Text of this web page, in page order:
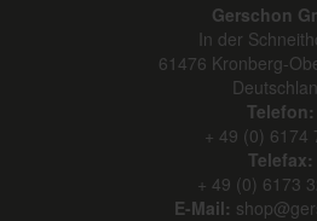
Gerschon
In der
61476 Kronberg-
Telefon:
+ 49 (0) 6174
Telefax:
+ 49 (0) 6173
E-Mail: